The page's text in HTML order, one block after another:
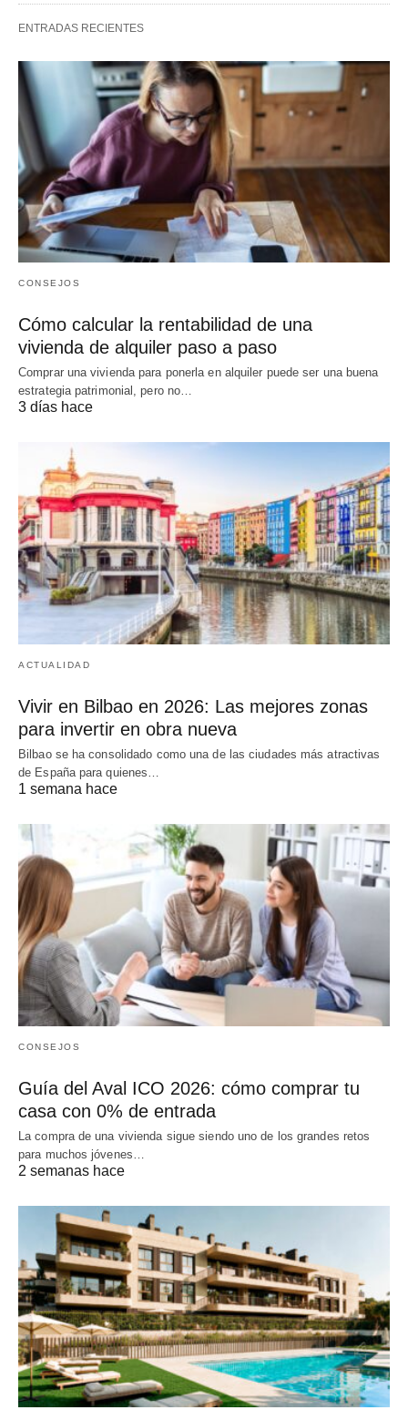
ENTRADAS RECIENTES
CONSEJOS
Cómo calcular la rentabilidad de una
vivienda de alquiler paso a paso
Comprar una vivienda para ponerla en alquiler puede ser una buena
estrategia patrimonial, pero no…
3 días hace
ACTUALIDAD
Vivir en Bilbao en 2026: Las mejores zonas
para invertir en obra nueva
Bilbao se ha consolidado como una de las ciudades más atractivas
de España para quienes…
1 semana hace
CONSEJOS
Guía del Aval ICO 2026: cómo comprar tu
casa con 0% de entrada
La compra de una vivienda sigue siendo uno de los grandes retos
para muchos jóvenes…
2 semanas hace